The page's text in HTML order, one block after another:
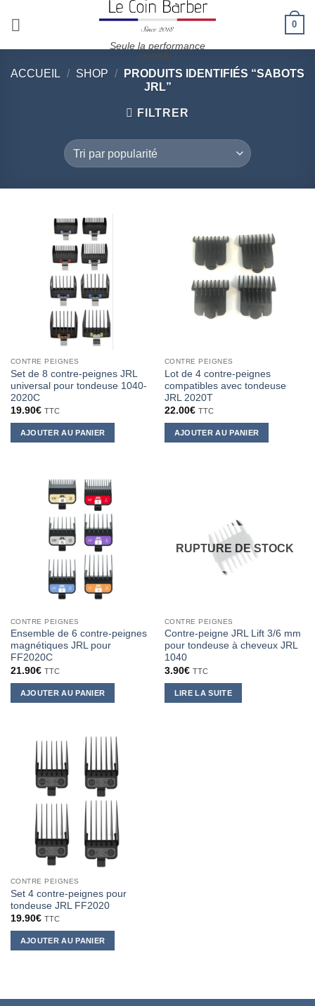
Seule la performance
compte !
0
ACCUEIL / SHOP /
PRODUITS IDENTIFIÉS “SABOTS
JRL”
FILTRER
CONTRE PEIGNES
Set de 8 contre-peignes JRL
universal pour tondeuse 1040-
2020C
19.90€ TTC
AJOUTER AU PANIER
CONTRE PEIGNES
Lot de 4 contre-peignes
compatibles avec tondeuse
JRL 2020T
22.00€ TTC
AJOUTER AU PANIER
CONTRE PEIGNES
Ensemble de 6 contre-peignes
magnétiques JRL pour
FF2020C
21.90€ TTC
AJOUTER AU PANIER
RUPTURE DE STOCK
CONTRE PEIGNES
Contre-peigne JRL Lift 3/6 mm
pour tondeuse à cheveux JRL
1040
3.90€ TTC
LIRE LA SUITE
CONTRE PEIGNES
Set 4 contre-peignes pour
tondeuse JRL FF2020
19.90€ TTC
AJOUTER AU PANIER